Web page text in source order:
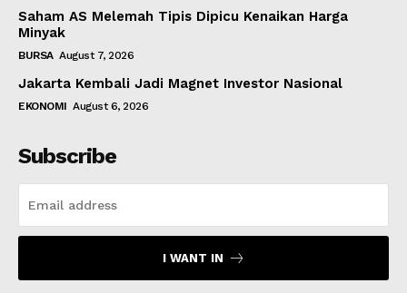
Saham AS Melemah Tipis Dipicu Kenaikan Harga
Minyak
BURSA August 7, 2026
Jakarta Kembali Jadi Magnet Investor Nasional
EKONOMI August 6, 2026
Subscribe
I WANT IN